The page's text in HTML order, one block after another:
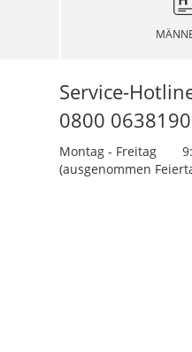
Service-
0800 0638190
Montag - Freitag
(ausgenommen